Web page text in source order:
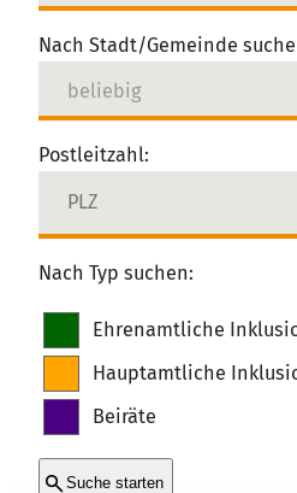
Nach Stadt/Gemeinde
beliebig
Postleitzahl:
Nach Typ suchen:
Ehrenamtliche
Hauptamtliche
Beiräte
Suche starten